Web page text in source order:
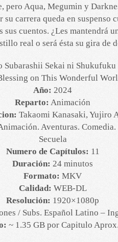
pero Aqua, Megumin y
su carrera queda en suspenso
sus cuentos. ¿Les mantendrá
real o será ésta su gira de
Subarashii Sekai ni
on This Wonderful
Año: 2024
Reparto: Animación
Takaomi Kanasaki, Yujiro
Aventuras.
Secuela
Numero de Capítulos: 11
Duración: 24 minutos
Formato: MKV
Calidad: WEB-DL
Resolución: 1920×1080p
/ Subs. Español Latino –
~ 1.35 GB por Capitulo